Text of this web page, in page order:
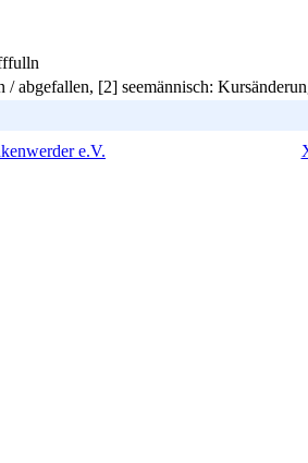
/ abgefallen, [2] seemännisch:
e.V.